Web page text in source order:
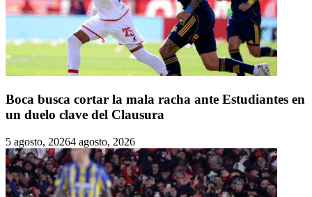
Boca busca cortar la mala racha ante Estudiantes en
un duelo clave del Clausura
5 agosto, 20264 agosto, 2026